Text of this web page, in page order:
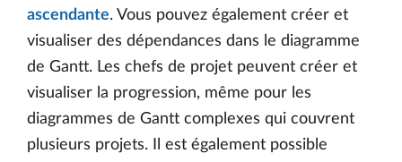
ascendante. Vous pouvez également créer et
visualiser des dépendances dans le diagramme
de Gantt. Les chefs de projet peuvent créer et
visualiser la progression, même pour les
diagrammes de Gantt complexes qui couvrent
plusieurs projets. Il est également possible